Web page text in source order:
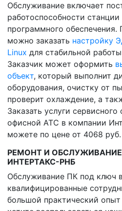
Обслуживание включает
работоспособности
программного
можно заказать настройку
Linux для стабильной
Заказчик может оформить
объект, который выполнит
оборудования, очистку от
проверит охлаждение, а
Заказать услуги
офисной АТС в компании
можете по цене от 4068 руб.
РЕМОНТ И
ИНТЕРТАКС-РНБ
Обслуживание ПК под ключ
квалифицированные
большой практический